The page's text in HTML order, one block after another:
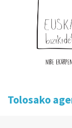
Tolosako